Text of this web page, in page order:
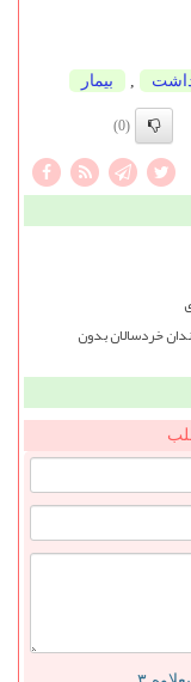
بیمار
(0)
خردسالان بدون